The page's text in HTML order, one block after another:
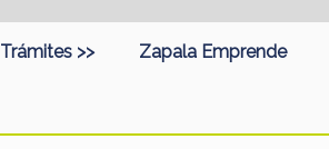
Trámites >> Zapala Emprende